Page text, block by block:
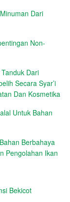
Dari
Non-
Dari
Secara Syar’i
Dan Kosmetika
Untuk Bahan
Berbahaya
Pengolahan Ikan
Bekicot